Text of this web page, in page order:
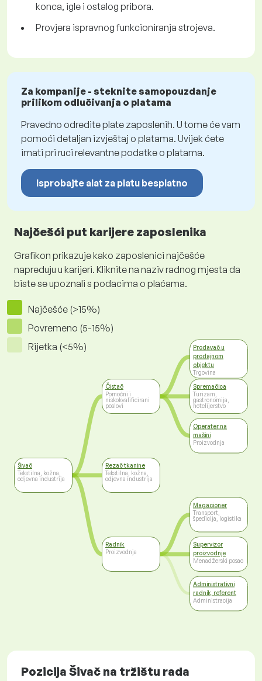
konca, igle i ostalog pribora.
Provjera ispravnog funkcioniranja strojeva.
Za kompanije - steknite samopouzdanje
prilikom odlučivanja o platama
Pravedno odredite plate zaposlenih. U tome će vam
pomoći detaljan izvještaj o platama. Uvijek ćete
imati pri ruci relevantne podatke o platama.
Isprobajte alat za platu besplatno
Najčešći put karijere zaposlenika
Grafikon prikazuje kako zaposlenici najčešće
napreduju u karijeri. Kliknite na naziv radnog mjesta da
biste se upoznali s podacima o plaćama.
Najčešće (>15%)
Povremeno (5-15%)
Rijetka (<5%)
Šivač
Tekstilna, kožna,
odjevna industrija
Čistač
Pomoćni i
niskokvalificirani
poslovi
Rezač tkanine
Tekstilna, kožna,
odjevna industrija
Radnik
Proizvodnja
Prodavač u
prodajnom
objektu
Trgovina
Spremačica
Turizam,
gastronomija,
hotelijerstvo
Operater na
mašini
Proizvodnja
Magacioner
Transport,
špedicija, logistika
Supervizor
proizvodnje
Menadžerski posao
Administrativni
radnik, referent
Administracija
Pozicija Šivač na tržištu rada